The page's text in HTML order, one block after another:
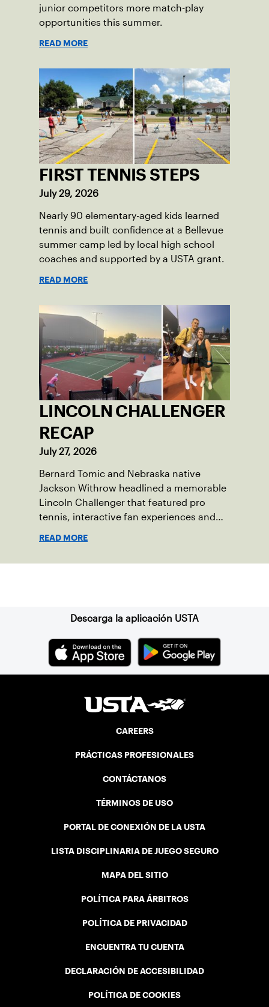
junior competitors more match-play
opportunities this summer.
READ MORE
FIRST TENNIS STEPS
July 29, 2026
Nearly 90 elementary-aged kids learned
tennis and built confidence at a Bellevue
summer camp led by local high school
coaches and supported by a USTA grant.
READ MORE
LINCOLN CHALLENGER
RECAP
July 27, 2026
Bernard Tomic and Nebraska native
Jackson Withrow headlined a memorable
Lincoln Challenger that featured pro
tennis, interactive fan experiences and
READ MORE
Descarga la aplicación USTA
CAREERS
PRÁCTICAS PROFESIONALES
CONTÁCTANOS
TÉRMINOS DE USO
PORTAL DE CONEXIÓN DE LA USTA
LISTA DISCIPLINARIA DE JUEGO SEGURO
MAPA DEL SITIO
POLÍTICA PARA ÁRBITROS
POLÍTICA DE PRIVACIDAD
ENCUENTRA TU CUENTA
DECLARACIÓN DE ACCESIBILIDAD
POLÍTICA DE COOKIES